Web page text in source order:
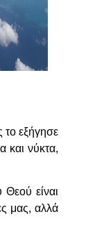
εξήγησε
και νύκτα,
είναι
μας, αλλά